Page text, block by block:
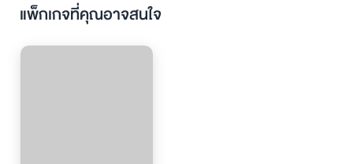
แพ็กเกจที่คุณอาจสนใจ